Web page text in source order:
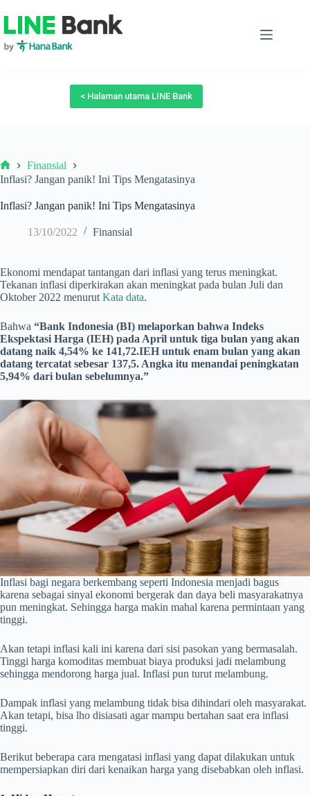
to
content
< Halaman utama LINE Bank
Beranda
Finansial
Inflasi? Jangan panik! Ini Tips Mengatasinya
Inflasi? Jangan panik! Ini Tips Mengatasinya
13/10/2022 Finansial
Ekonomi mendapat tantangan dari inflasi yang terus meningkat.
Tekanan inflasi diperkirakan akan meningkat pada bulan Juli dan
Oktober 2022 menurut Kata data.
Bahwa “Bank Indonesia (BI) melaporkan bahwa Indeks
Ekspektasi Harga (IEH) pada April untuk tiga bulan yang akan
datang naik 4,54% ke 141,72.IEH untuk enam bulan yang akan
datang tercatat sebesar 137,5. Angka itu menandai peningkatan
5,94% dari bulan sebelumnya.”
Inflasi bagi negara berkembang seperti Indonesia menjadi bagus
karena sebagai sinyal ekonomi bergerak dan daya beli masyarakatnya
pun meningkat. Sehingga harga makin mahal karena permintaan yang
tinggi.
Akan tetapi inflasi kali ini karena dari sisi pasokan yang bermasalah.
Tinggi harga komoditas membuat biaya produksi jadi melambung
sehingga mendorong harga jual. Inflasi pun turut melambung.
Dampak inflasi yang melambung tidak bisa dihindari oleh masyarakat.
Akan tetapi, bisa lho disiasati agar mampu bertahan saat era inflasi
tinggi.
Berikut beberapa cara mengatasi inflasi yang dapat dilakukan untuk
mempersiapkan diri dari kenaikan harga yang disebabkan oleh inflasi.